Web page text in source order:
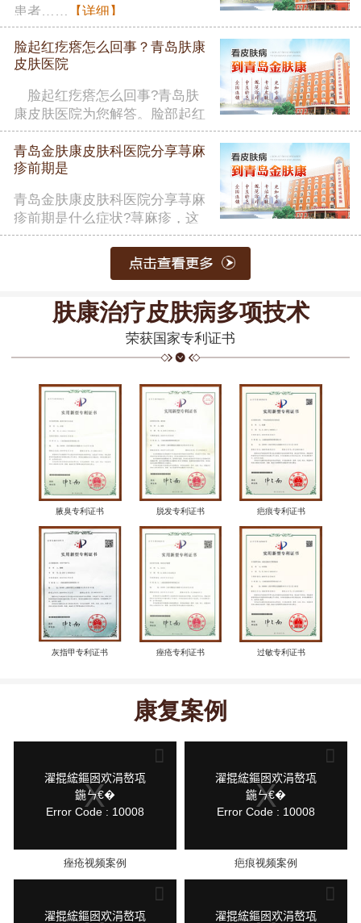
患者…… 【详细】
脸起红疙瘩怎么回事？青岛肤康
皮肤医院
脸起红疙瘩怎么回事?青岛肤
康皮肤医院为您解答。脸部起红
疙瘩……【详细】
青岛金肤康皮肤科医院分享荨麻
疹前期是
青岛金肤康皮肤科医院分享荨麻
疹前期是什么症状?荨麻疹，这
一常……【详细】
肤康治疗皮肤病多项技术
荣获国家专利证书
腋臭专利证书 脱发专利证书 疤痕专利证书
灰指甲专利证书 痤疮专利证书 过敏专利证书
康复案例
濯掍綋鏂囦欢涓嶅瓨
鍦ㄣ€�
Error Code : 10008
鍏
棴
獥
痤疮视频案例
濯掍綋鏂囦欢涓嶅瓨
鍦ㄣ€�
Error Code : 10008
鍏
棴
獥
疤痕视频案例
濯掍綋鏂囦欢涓嶅瓨鍏
濯掍綋鏂囦欢涓嶅瓨鍏